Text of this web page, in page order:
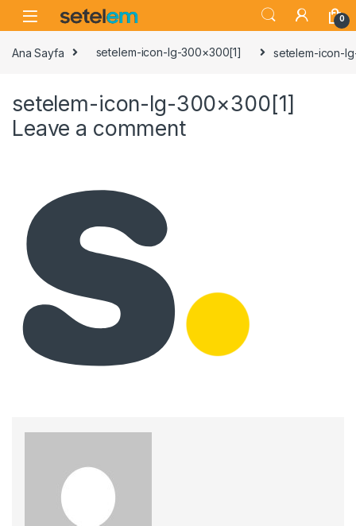
Skip to navigation
Skip to content
0
Ana Sayfa setelem-icon-lg-300×300[1] setelem-icon-
setelem-icon-lg-300×300[1]
Leave a comment